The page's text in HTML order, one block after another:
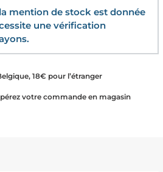
mention de stock est donnée
une vérification
18€ pour l’étranger
votre commande en magasin